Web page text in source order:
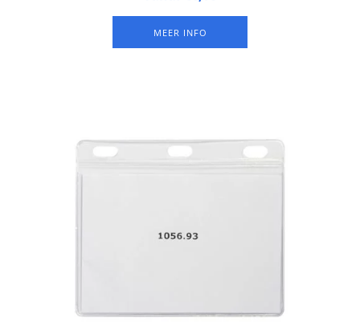
breedte en dan 75 mm hoog.
MEER INFO